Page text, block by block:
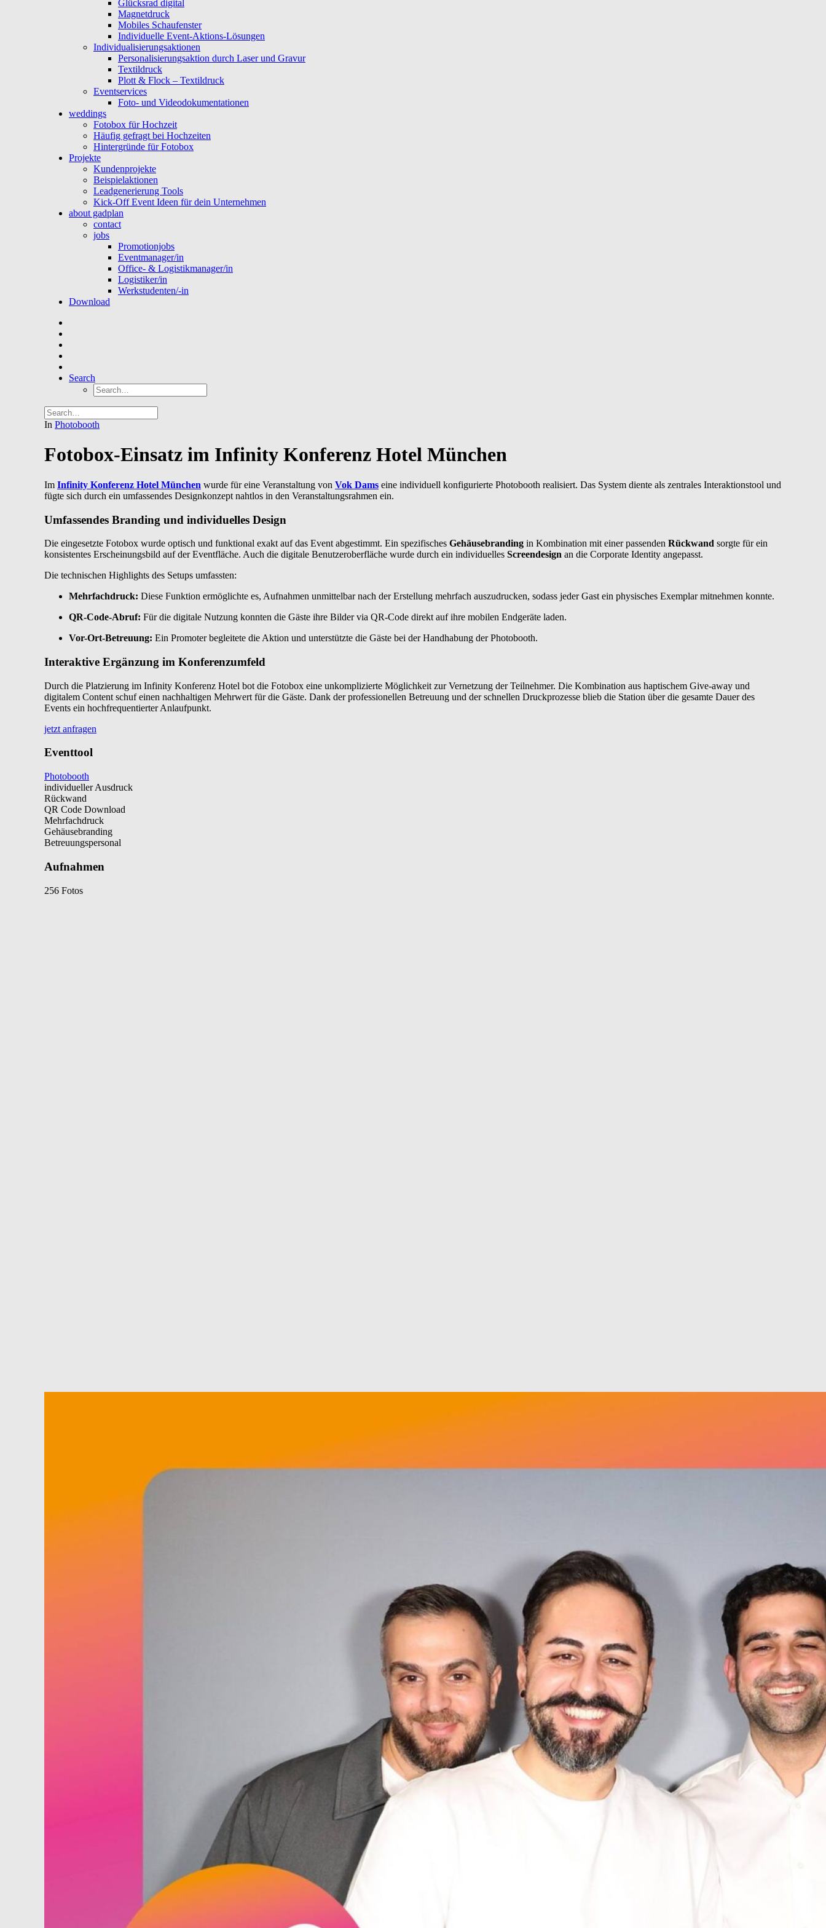
Glücksrad digital
Magnetdruck
Mobiles Schaufenster
Individuelle Event-Aktions-Lösungen
Individualisierungsaktionen
Personalisierungsaktion durch Laser und Gravur
Textildruck
Plott & Flock – Textildruck
Eventservices
Foto- und Videodokumentationen
weddings
Fotobox für Hochzeit
Häufig gefragt bei Hochzeiten
Hintergründe für Fotobox
Projekte
Kundenprojekte
Beispielaktionen
Leadgenerierung Tools
Kick-Off Event Ideen für dein Unternehmen
about gadplan
contact
jobs
Promotionjobs
Eventmanager/in
Office- & Logistikmanager/in
Logistiker/in
Werkstudenten/-in
Download
Search
In Photobooth
Fotobox-Einsatz im Infinity Konferenz Hotel München
Im Infinity Konferenz Hotel München wurde für eine Veranstaltung von Vok Dams eine individuell konfigurierte Photobooth realisiert. Das System diente als zentrales Interaktionstool und
fügte sich durch ein umfassendes Designkonzept nahtlos in den Veranstaltungsrahmen ein.
Umfassendes Branding und individuelles Design
Die eingesetzte Fotobox wurde optisch und funktional exakt auf das Event abgestimmt. Ein spezifisches Gehäusebranding in Kombination mit einer passenden Rückwand sorgte für ein
konsistentes Erscheinungsbild auf der Eventfläche. Auch die digitale Benutzeroberfläche wurde durch ein individuelles Screendesign an die Corporate Identity angepasst.
Die technischen Highlights des Setups umfassten:
Mehrfachdruck: Diese Funktion ermöglichte es, Aufnahmen unmittelbar nach der Erstellung mehrfach auszudrucken, sodass jeder Gast ein physisches Exemplar mitnehmen konnte.
QR-Code-Abruf: Für die digitale Nutzung konnten die Gäste ihre Bilder via QR-Code direkt auf ihre mobilen Endgeräte laden.
Vor-Ort-Betreuung: Ein Promoter begleitete die Aktion und unterstützte die Gäste bei der Handhabung der Photobooth.
Interaktive Ergänzung im Konferenzumfeld
Durch die Platzierung im Infinity Konferenz Hotel bot die Fotobox eine unkomplizierte Möglichkeit zur Vernetzung der Teilnehmer. Die Kombination aus haptischem Give-away und
digitalem Content schuf einen nachhaltigen Mehrwert für die Gäste. Dank der professionellen Betreuung und der schnellen Druckprozesse blieb die Station über die gesamte Dauer des
Events ein hochfrequentierter Anlaufpunkt.
jetzt anfragen
Eventtool
Photobooth
individueller Ausdruck
Rückwand
QR Code Download
Mehrfachdruck
Gehäusebranding
Betreuungspersonal
Aufnahmen
256 Fotos